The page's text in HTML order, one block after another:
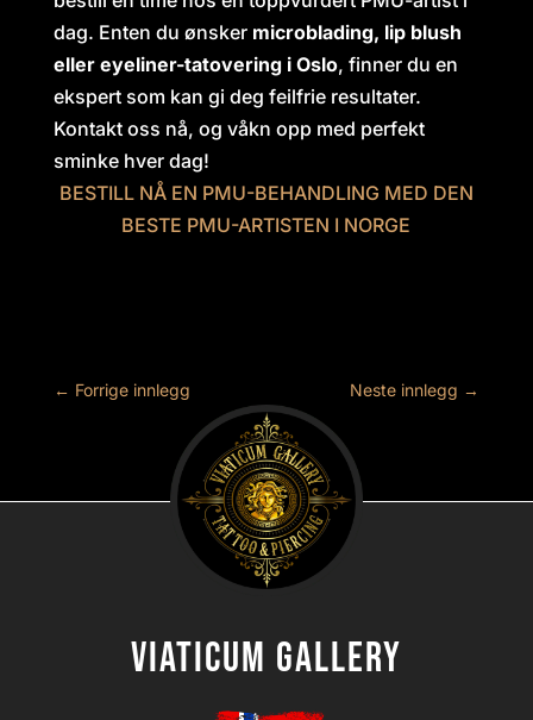
dag. Enten du ønsker microblading, lip blush
eller eyeliner-tatovering i Oslo, finner du en
ekspert som kan gi deg feilfrie resultater.
Kontakt oss nå, og våkn opp med perfekt
sminke hver dag!
BESTILL NÅ EN PMU-BEHANDLING MED DEN
BESTE PMU-ARTISTEN I NORGE
← Forrige innlegg Neste innlegg →
Viaticum gallery